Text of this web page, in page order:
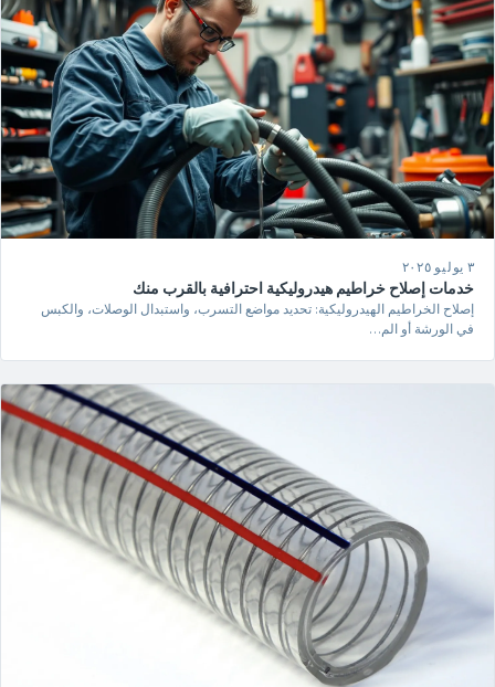
٣ يوليو ٢٠٢٥
خدمات إصلاح خراطيم هيدروليكية احترافية بالقرب منك
إصلاح الخراطيم الهيدروليكية: تحديد مواضع التسرب، واستبدال الوصلات، والكبس
في الورشة أو الم…